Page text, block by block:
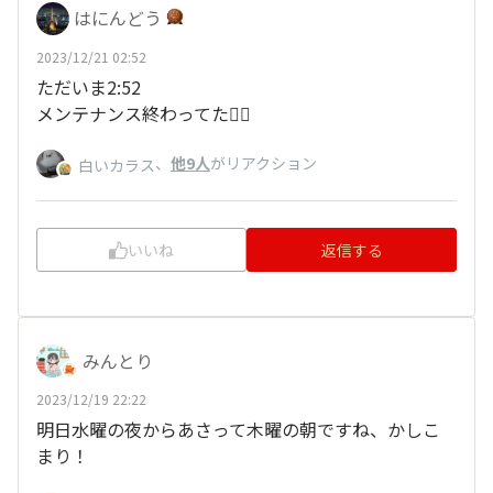
はにんどう
2023/12/21 02:52
ただいま2:52
メンテナンス終わってた👍🏻
白いカラス、 他9人がリアクション
いいね 返信する
みんとり
2023/12/19 22:22
明日水曜の夜からあさって木曜の朝ですね、かしこ
まり！